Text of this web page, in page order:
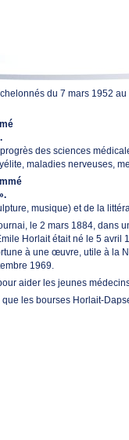
du 7 mars 1952
des sciences
maladies nerveuses,
musique) et de la
le 2 mars 1884,
Horlait était né le 5 avril
à une œuvre, utile à
1969.
aider les jeunes
les bourses Horlait-